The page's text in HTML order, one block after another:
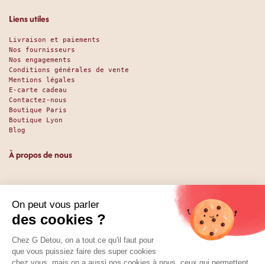
Liens utiles
Livraison et paiements
Nos fournisseurs
Nos engagements
Conditions générales de vente
Mentions légales
E-carte cadeau
Contactez-nous
Boutique Paris
Boutique Lyon
Blog
À propos de nous
Depuis 1951, nous accueillons les gourmands et les gourmets
en leur promettant des produits de qualité au meilleur
prix. Que vous soyez des pros ou des particuliers, que vous
cherchiez du sucré ou du salé, nous avons sans doute ce
qu’il vous faut. Et même des choses que vous ne soupçonniez
pas. La boutique existe depuis 1951, la vente en ligne
depuis 2025.